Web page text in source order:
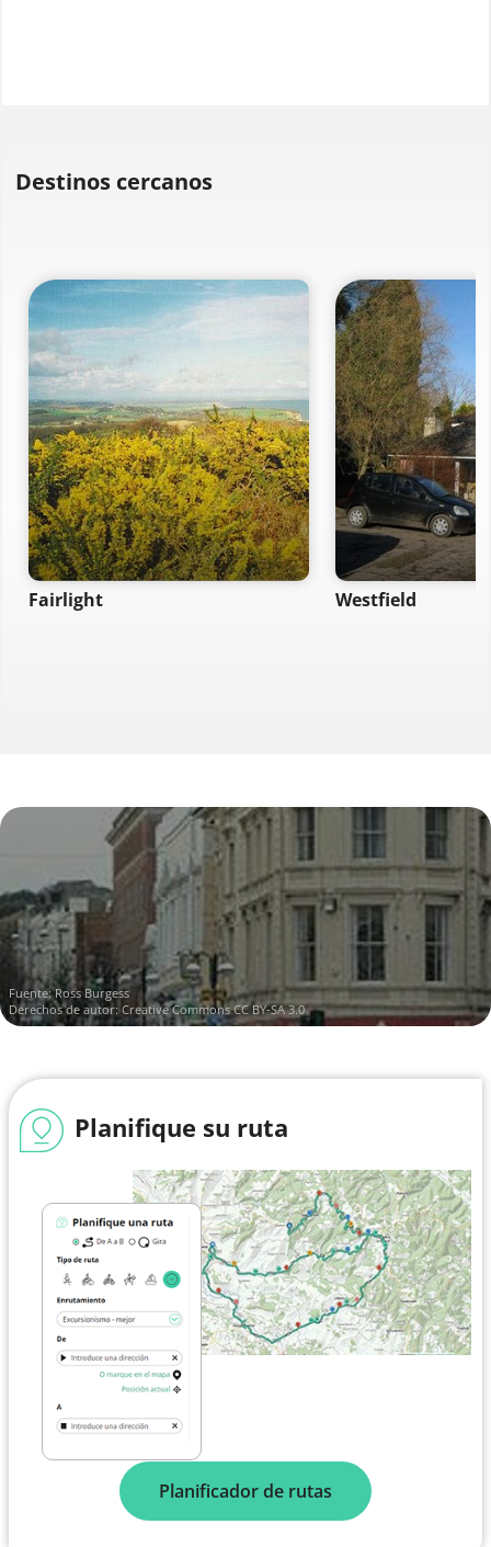
Destinos cercanos
Fairlight Westfield
Fuente:Ross Burgess
Derechos de autor: Creative Commons CC BY-SA 3.0
Planifique su ruta
Planificador de rutas